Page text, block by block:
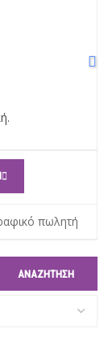
πωλητή